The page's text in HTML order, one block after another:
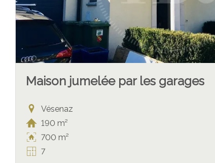
Maison jumelée par les garages
Vésenaz
190 m²
700 m²
7